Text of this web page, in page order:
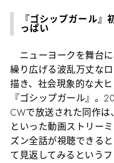
『ゴシップガール』
っぱい
ニューヨークを舞台
繰り広げる波乱万丈な
描き、社会現象的な大
『ゴシップガール』。
CWで放送された同作は
といった動画ストリー
ズン全話が視聴できる
て見返してみるというフ